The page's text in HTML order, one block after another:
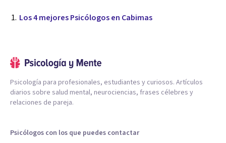
Los 4 mejores Psicólogos en Cabimas
Psicología para profesionales, estudiantes y curiosos. Artículos
diarios sobre salud mental, neurociencias, frases célebres y
relaciones de pareja.
Psicólogos con los que puedes contactar